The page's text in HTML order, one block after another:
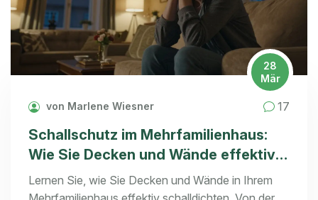
28
Mär
von Marlene Wiesner 17
Schallschutz im Mehrfamilienhaus:
Wie Sie Decken und Wände effektiv
verbessern
Lernen Sie, wie Sie Decken und Wände in Ihrem